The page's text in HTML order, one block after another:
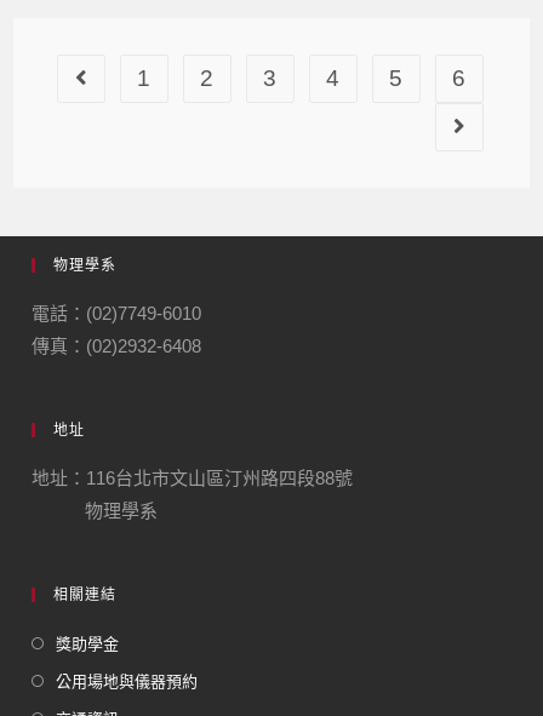
1 2 3 4 5 6
物理學系
電話：(02)7749-6010
傳真：(02)2932-6408
地址
地址：116台北市文山區汀州路四段88號
物理學系
相關連結
獎助學金
公用場地與儀器預約